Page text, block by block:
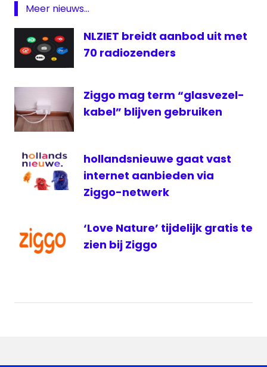
software
update
ziggo
Meer nieuws...
NLZIET breidt aanbod uit met
70 radiozenders
Ziggo mag term “glasvezel-
kabel” blijven gebruiken
hollandsnieuwe gaat vast
internet aanbieden via
Ziggo-netwerk
‘Love Nature’ tijdelijk gratis te
zien bij Ziggo